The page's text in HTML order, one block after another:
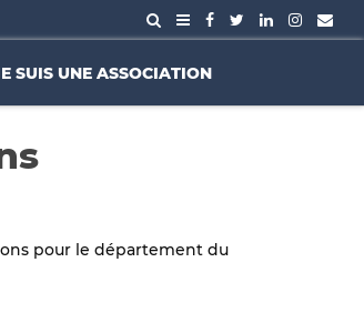
SUIS UNE ASSOCIATION
pour le département du